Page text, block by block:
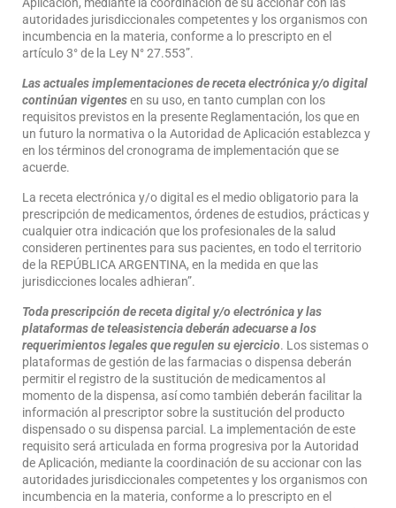
autoridades jurisdiccionales competentes y los organismos con
incumbencia en la materia, conforme a lo prescripto en el
artículo 3° de la Ley N° 27.553”.
Las actuales implementaciones de receta electrónica y/o digital
continúan vigentesen su uso, en tanto cumplan con los
requisitos previstos en la presente Reglamentación, los que en
un futuro la normativa o la Autoridad de Aplicación establezca y
en los términos del cronograma de implementación que se
acuerde.
La receta electrónica y/o digital es el medio obligatorio para la
prescripción de medicamentos, órdenes de estudios, prácticas y
cualquier otra indicación que los profesionales de la salud
consideren pertinentes para sus pacientes, en todo el territorio
de la REPÚBLICA ARGENTINA, en la medida en que las
jurisdicciones locales adhieran”.
Toda prescripción de receta digital y/o electrónica y las
plataformas de teleasistencia deberán adecuarse a los
requerimientos legales que regulen su ejercicio. Los sistemas o
plataformas de gestión de las farmacias o dispensa deberán
permitir el registro de la sustitución de medicamentos al
momento de la dispensa, así como también deberán facilitar la
información al prescriptor sobre la sustitución del producto
dispensado o su dispensa parcial. La implementación de este
requisito será articulada en forma progresiva por la Autoridad
de Aplicación, mediante la coordinación de su accionar con las
autoridades jurisdiccionales competentes y los organismos con
incumbencia en la materia, conforme a lo prescripto en el